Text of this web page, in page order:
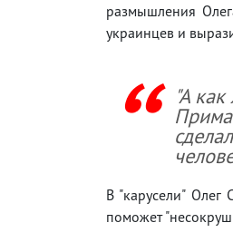
размышления
украинцев и
"А
В "карусели" Олег
поможет